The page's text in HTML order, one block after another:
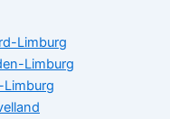
Limburg
Limburg
Limburg